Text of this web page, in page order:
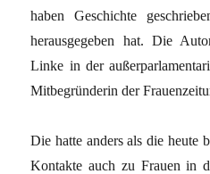
haben Geschichte
herausgegeben hat. Die
Linke in der
Mitbegründerin der
Die hatte anders als die heute
Kontakte auch zu Frauen in